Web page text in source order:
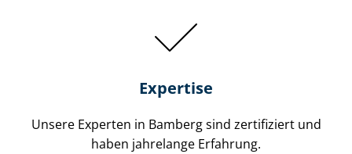
Expertise
Unsere Experten in Bamberg sind zertifiziert und
haben jahrelange Erfahrung.